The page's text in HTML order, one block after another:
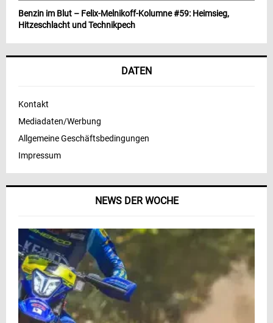
NEWS DER WOCHE
Benzin im Blut – Felix-Melnikoff-Kolumne #59: Heimsieg,
Hitzeschlacht und Technikpech
DATEN
Kontakt
Mediadaten/Werbung
Allgemeine Geschäftsbedingungen
Impressum